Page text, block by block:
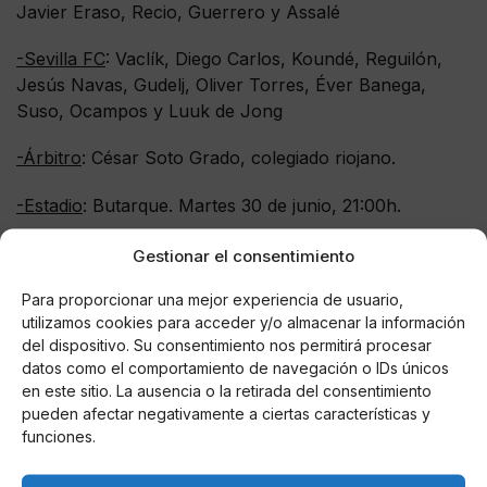
Gestionar el consentimiento
Para proporcionar una mejor experiencia de usuario,
utilizamos cookies para acceder y/o almacenar la información
del dispositivo. Su consentimiento nos permitirá procesar
datos como el comportamiento de navegación o IDs únicos
en este sitio. La ausencia o la retirada del consentimiento
pueden afectar negativamente a ciertas características y
funciones.
Javier Eraso, Recio, Guerrero y Assalé
-Sevilla FC: Vaclík, Diego Carlos, Koundé, Reguilón,
Jesús Navas, Gudelj, Oliver Torres, Éver Banega,
Suso, Ocampos y Luuk de Jong
-Árbitro: César Soto Grado, colegiado riojano.
-Estadio: Butarque. Martes 30 de junio, 21:00h.
AUTOR
Anlopez7
Actual estudiante de periodismo en la
Universidad de Sevilla. Tras colaborar con
diversos medios y clubes, sigo